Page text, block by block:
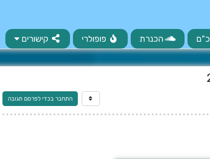
הכנרת פופולרי קישורים
התחבר בכדי לפרסם תגובה